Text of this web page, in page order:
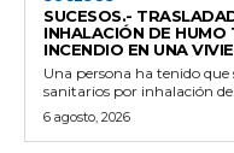
SUCESOS.-
INHALACIÓN DE HUMO
INCENDIO EN UNA
Una persona ha tenido que
sanitarios por inhalación de...
6 agosto, 2026